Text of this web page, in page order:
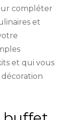
compléter
et
et qui vous